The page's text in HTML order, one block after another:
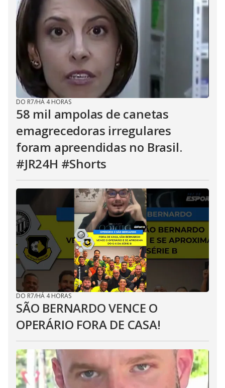
DO R7/HÁ 4 HORAS
58 mil ampolas de canetas
emagrecedoras irregulares
foram apreendidas no Brasil.
#JR24H #Shorts
DO R7/HÁ 4 HORAS
SÃO BERNARDO VENCE O
OPERÁRIO FORA DE CASA!